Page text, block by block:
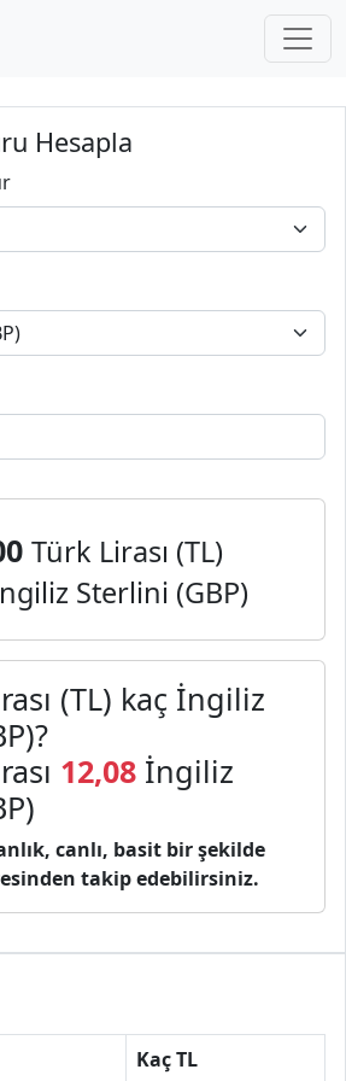
Hesapla
Türk Lirası (TL)
Sterlini (GBP)
(TL) kaç İngiliz
12,08 İngiliz
canlı, basit bir şekilde
takip edebilirsiniz.
Kaç TL